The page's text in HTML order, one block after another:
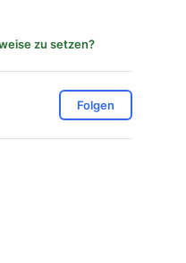
zu setzen?
Folgen